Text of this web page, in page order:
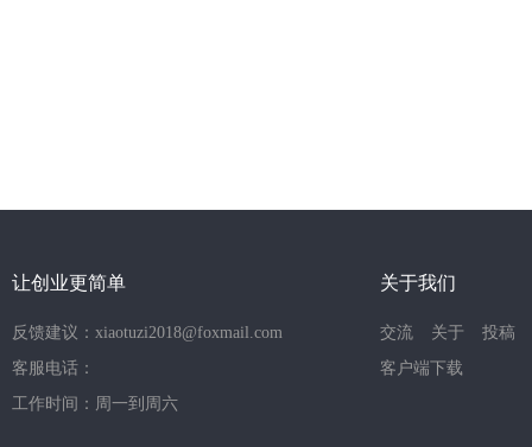
让创业更简单
反馈建议：xiaotuzi2018@foxmail.com
客服电话：
工作时间：周一到周六
关于我们
交流 关于
投稿
客户端下载